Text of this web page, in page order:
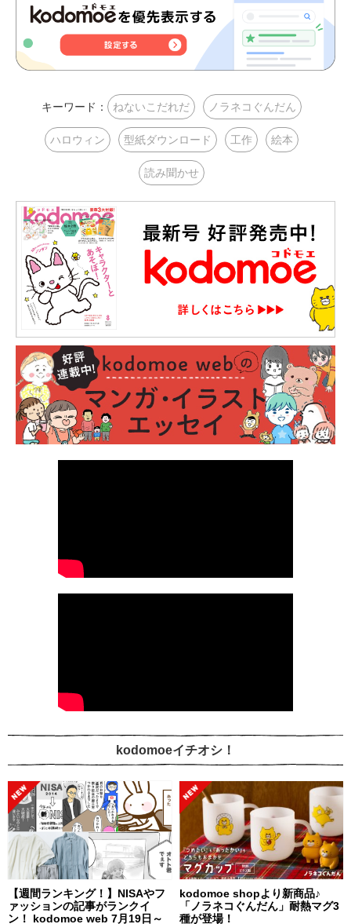
キーワード： ねないこだれだ ノラネコぐんだん
ハロウィン 型紙ダウンロード 工作 絵本
読み聞かせ
kodomoeイチオシ！
【週間ランキング！】NISAやフ
ァッションの記事がランクイ
ン！ kodomoe web 7月19日～
kodomoe shopより新商品♪
「ノラネコぐんだん」耐熱マグ3
種が登場！